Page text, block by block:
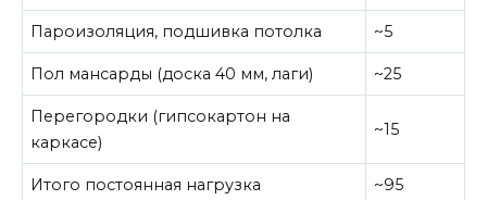
Пароизоляция, подшивка потолка ~5
Пол мансарды (доска 40 мм, лаги) ~25
Перегородки (гипсокартон на
каркасе)
~15
Итого постоянная нагрузка ~95